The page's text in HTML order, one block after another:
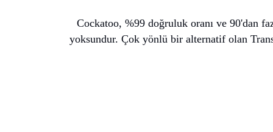
Cockatoo, %99 doğruluk oranı ve 90'dan
yoksundur. Çok yönlü bir alternatif olan